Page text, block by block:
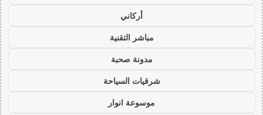
أركاني
مباشر التقنية
مدونة صحبة
شرقيات السياحة
موسوعة انوار